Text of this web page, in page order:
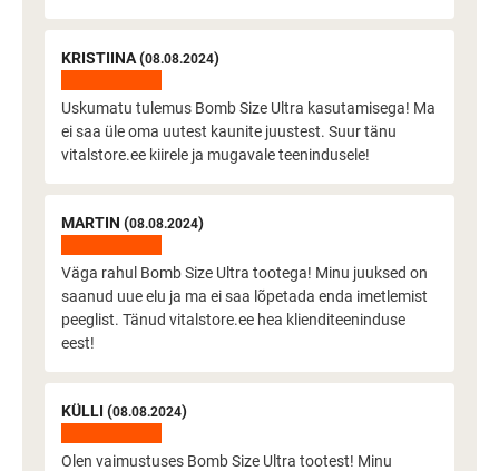
KRISTIINA (08.08.2024)
Uskumatu tulemus Bomb Size Ultra kasutamisega! Ma
ei saa üle oma uutest kaunite juustest. Suur tänu
vitalstore.ee kiirele ja mugavale teenindusele!
MARTIN (08.08.2024)
Väga rahul Bomb Size Ultra tootega! Minu juuksed on
saanud uue elu ja ma ei saa lõpetada enda imetlemist
peeglist. Tänud vitalstore.ee hea klienditeeninduse
eest!
KÜLLI (08.08.2024)
Olen vaimustuses Bomb Size Ultra tootest! Minu